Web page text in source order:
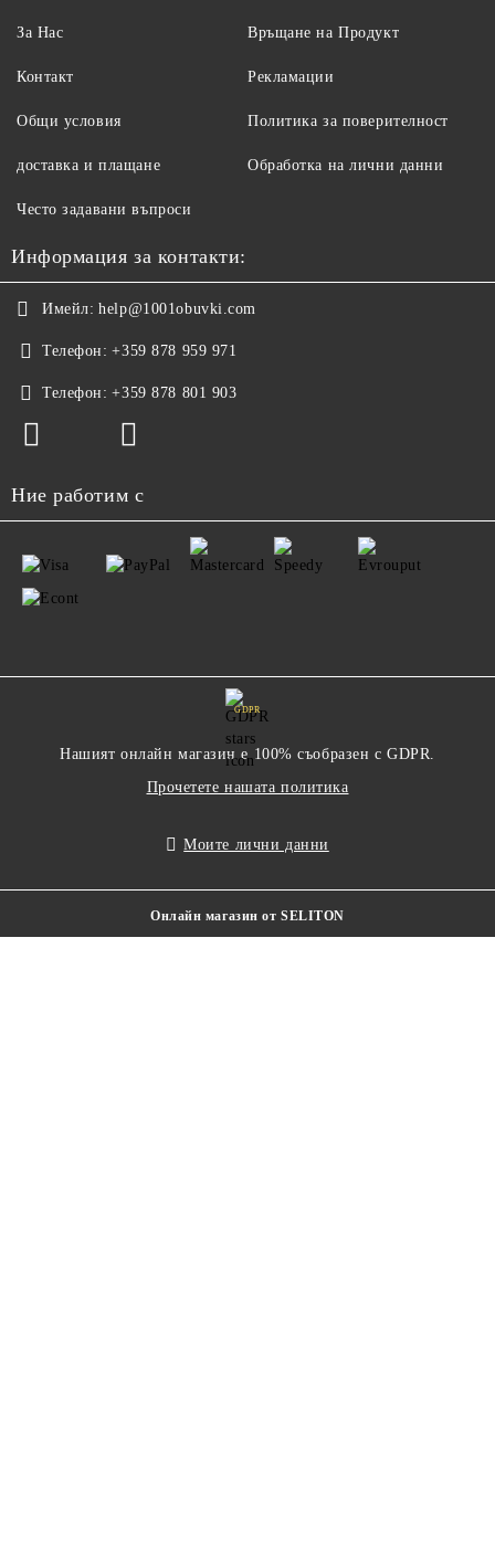
За Нас
Контакт
Общи условия
доставка и плащане
Връщане на Продукт
Рекламации
Политика за поверителност
Обработка на лични данни
Често задавани въпроси
Информация за контакти:
Имейл: help@1001obuvki.com
Телефон: +359 878 959 971
Телефон: +359 878 801 903
Ние работим с
GDPR
Нашият онлайн магазин е 100% съобразен с GDPR.
Прочетете нашата политика
Моите лични данни
Онлайн магазин от SELITON